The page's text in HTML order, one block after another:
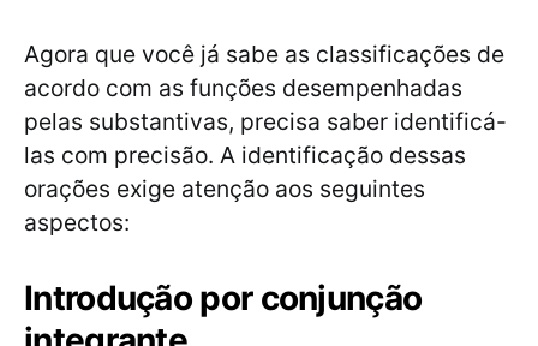
Agora que você já sabe as classificações de
acordo com as funções desempenhadas
pelas substantivas, precisa saber identificá-
las com precisão. A identificação dessas
orações exige atenção aos seguintes
aspectos:
Introdução por conjunção